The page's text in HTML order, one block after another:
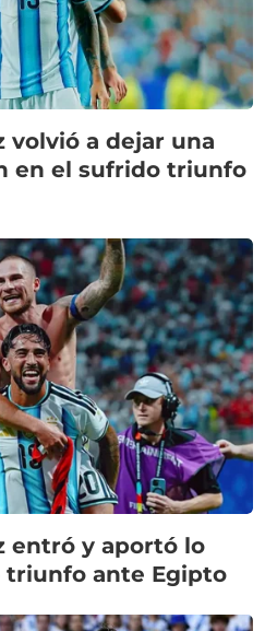
volvió a dejar una
en el sufrido triunfo
entró y aportó lo
triunfo ante Egipto